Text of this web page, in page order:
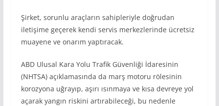
Şirket, sorunlu araçların sahipleriyle doğrudan
iletişime geçerek kendi servis merkezlerinde ücretsiz
muayene ve onarım yaptıracak.
ABD Ulusal Kara Yolu Trafik Güvenliği İdaresinin
(NHTSA) açıklamasında da marş motoru rölesinin
korozyona uğrayıp, aşırı ısınmaya ve kısa devreye yol
açarak yangın riskini artırabileceği, bu nedenle